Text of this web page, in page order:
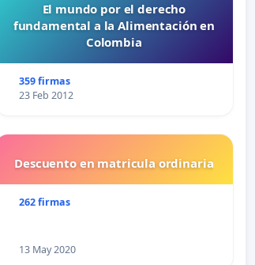
El mundo por el derecho
fundamental a la Alimentación en
Colombia
359 firmas
23 Feb 2012
Descuento en matricula ordinaria
262 firmas
13 May 2020